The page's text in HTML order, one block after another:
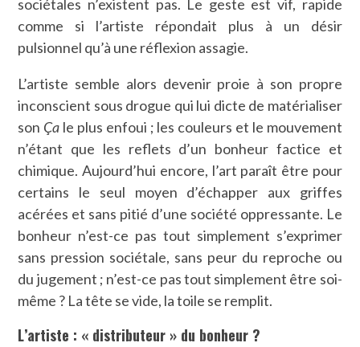
sociétales n’existent pas. Le geste est vif, rapide
comme si l’artiste répondait plus à un désir
pulsionnel qu’à une réflexion assagie.
L’artiste semble alors devenir proie à son propre
inconscient sous drogue qui lui dicte de matérialiser
son Ça le plus enfoui ; les couleurs et le mouvement
n’étant que les reflets d’un bonheur factice et
chimique. Aujourd’hui encore, l’art paraît être pour
certains le seul moyen d’échapper aux griffes
acérées et sans pitié d’une société oppressante. Le
bonheur n’est-ce pas tout simplement s’exprimer
sans pression sociétale, sans peur du reproche ou
du jugement ; n’est-ce pas tout simplement être soi-
même ? La tête se vide, la toile se remplit.
L’artiste : « distributeur » du bonheur ?